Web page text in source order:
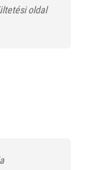
oldal